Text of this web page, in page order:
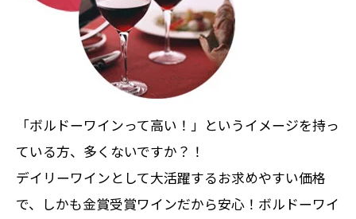
「ボルドーワインって高い！」というイメージを持っ
ている方、多くないですか？！
デイリーワインとして大活躍するお求めやすい価格
で、しかも金賞受賞ワインだから安心！ボルドーワイ